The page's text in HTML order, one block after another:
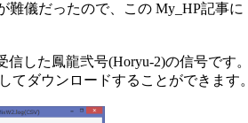
難儀だったので、この My_HP記事に
した鳳龍弐号(Horyu-2)の信号です。
てダウンロードすることができます。